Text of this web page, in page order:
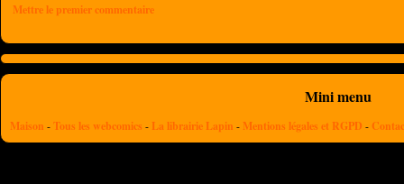
Mettre le premier commentaire
Mini menu
Maison -Tous les webcomics - La librairie Lapin - Mentions légales et RGPD -